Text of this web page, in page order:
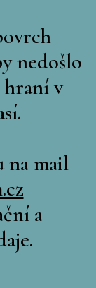
nedošlo
v
na mail
a